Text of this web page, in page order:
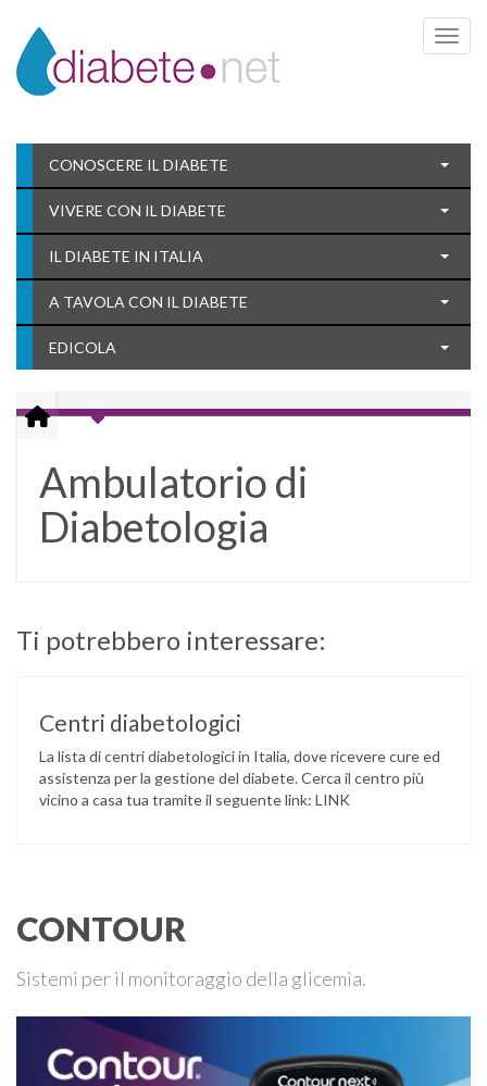
Toggle
CONOSCERE IL DIABETE
VIVERE CON IL DIABETE
IL DIABETE IN ITALIA
A TAVOLA CON IL DIABETE
EDICOLA
Ambulatorio di
Diabetologia
Ti potrebbero interessare:
Centri diabetologici
La lista di centri diabetologici in Italia, dove ricevere cure ed
assistenza per la gestione del diabete. Cerca il centro più
vicino a casa tua tramite il seguente link: LINK
CONTOUR
Sistemi per il monitoraggio della glicemia.